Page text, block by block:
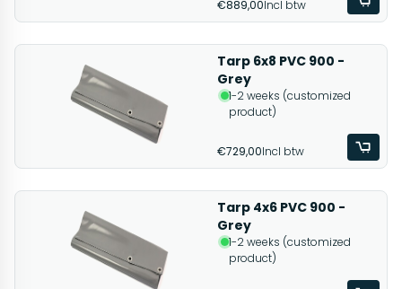
€889,00Incl btw
Tarp 6x8 PVC 900 -
Grey
1-2 weeks (customized
product)
€729,00Incl btw
Tarp 4x6 PVC 900 -
Grey
1-2 weeks (customized
product)